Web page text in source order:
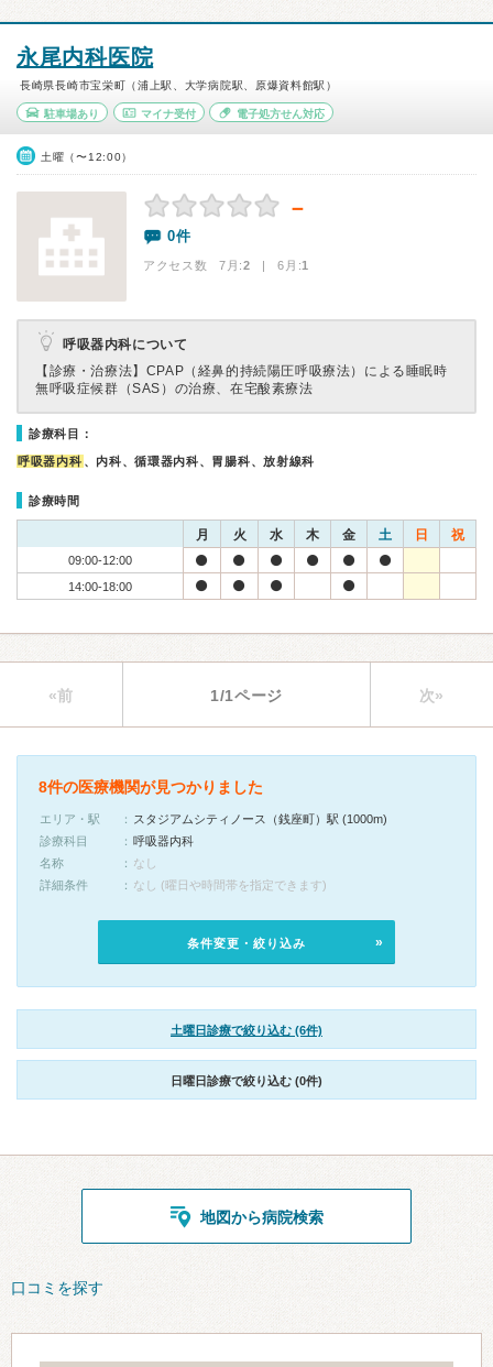
永尾内科医院
長崎県長崎市宝栄町（浦上駅、大学病院駅、原爆資料館駅）
駐車場あり マイナ受付 電子処方せん対応
土曜（〜12:00）
－
0件
アクセス数 7月:2 | 6月:1
呼吸器内科について
【診療・治療法】 CPAP（経鼻的持続陽圧呼吸療法）による睡眠時
無呼吸症候群（SAS）の治療、在宅酸素療法
診療科目：
呼吸器内科 、内科、循環器内科、胃腸科、放射線科
診療時間
月 火 水 木 金 土 日 祝
09:00-12:00
14:00-18:00
«前 1/1ページ 次»
8件の医療機関が見つかりました
エリア・駅
スタジアムシティノース（銭座町）駅 (1000m)
診療科目
呼吸器内科
名称
なし
詳細条件
なし (曜日や時間帯を指定できます)
条件変更・絞り込み
土曜日診療で絞り込む (6件)
日曜日診療で絞り込む (0件)
地図から病院検索
口コミを探す